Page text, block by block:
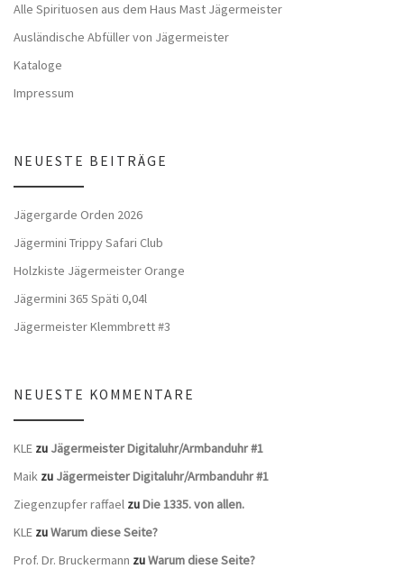
Alle Spirituosen aus dem Haus Mast Jägermeister
Ausländische Abfüller von Jägermeister
Kataloge
Impressum
NEUESTE BEITRÄGE
Jägergarde Orden 2026
Jägermini Trippy Safari Club
Holzkiste Jägermeister Orange
Jägermini 365 Späti 0,04l
Jägermeister Klemmbrett #3
NEUESTE KOMMENTARE
KLE zu Jägermeister Digitaluhr/Armbanduhr #1
Maik zu Jägermeister Digitaluhr/Armbanduhr #1
Ziegenzupfer raffael zuDie 1335. von allen.
KLE zuWarum diese Seite?
Prof. Dr. Bruckermann zuWarum diese Seite?